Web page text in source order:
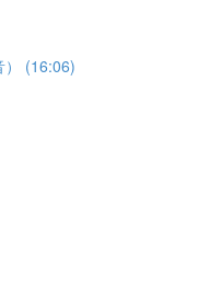
） (16:06)